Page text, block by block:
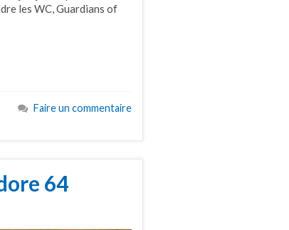
les WC, Guardians of
Faire un commentaire
64